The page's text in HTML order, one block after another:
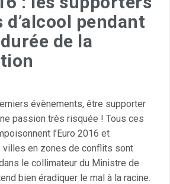
pendant
de la
évènements, être supporter
passion très risquée ! Tous ces
l’Euro 2016 et
villes en zones de conflits sont
le collimateur du Ministre de
bien éradiquer le mal à la racine.